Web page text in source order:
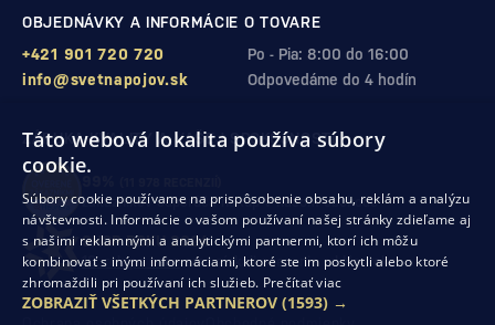
OBJEDNÁVKY A INFORMÁCIE O TOVARE
Po - Pia: 8:00 do 16:00
+421 901 720 720
Odpovedáme do 4 hodín
info@svetnapojov.sk
ZÁRUKA KVALITY A VAŠEJ SPOKOJNOSTI
zákazníkov odporúča nákup v našom obchode
SHOP ROKU 2024
10. rok po sebesme získali ocenenie od Heureka
Táto webová lokalita používa súbory
cookie.
Súbory cookie používame na prispôsobenie obsahu, reklám a analýzu
návštevnosti. Informácie o vašom používaní našej stránky zdieľame aj
s našimi reklamnými a analytickými partnermi, ktorí ich môžu
kombinovať s inými informáciami, ktoré ste im poskytli alebo ktoré
zhromaždili pri používaní ich služieb. Prečítať viac
ZOBRAZIŤ VŠETKÝCH PARTNEROV (1593) →